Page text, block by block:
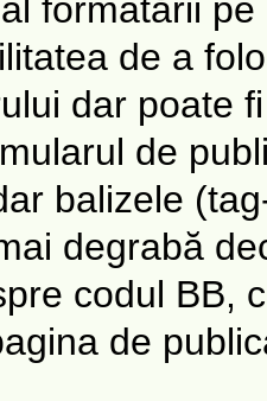
formatării
de a
dar poate
de
balizele
degrabă
codul BB,
de